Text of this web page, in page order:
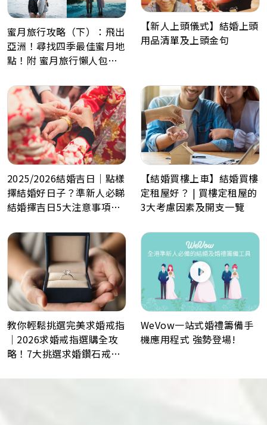
蜜月旅行攻略（下）：飛出
亞洲！尋找四季最佳蜜月地
點！附 蜜月旅行懶人包、
【新人上頭儀式】結婚上頭
用品清單及上頭金句
2025/2026結婚吉日｜點樣
擇結婚好日子？準新人必睇
結婚擇吉日5大注意事項！
【結婚買樓上車】結婚買樓
定租屋好？ | 買樓定租屋的
3大考慮因素及開支一覽
教你輕鬆挑選完美求婚戒指
｜2026求婚戒指選購全攻
略！7大挑選求婚鑽石戒指
WeVow一站式婚禮籌備手
機應用程式 強勢登場!